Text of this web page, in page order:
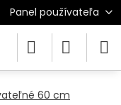
Panel používateľa
60 cm